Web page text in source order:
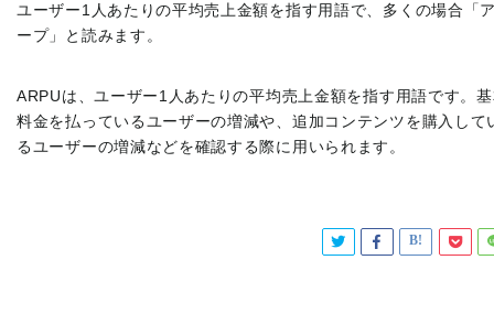
ユーザー1人あたりの平均売上金額を指す用語で、多くの場合「
ープ」と読みます。
ARPUは、ユーザー1人あたりの平均売上金額を指す用語です。
料金を払っているユーザーの増減や、追加コンテンツを購入して
るユーザーの増減などを確認する際に用いられます。